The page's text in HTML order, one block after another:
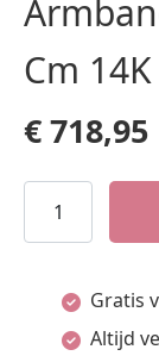
Cm
€718,95
Armband
Anker
Gratis
Altijd